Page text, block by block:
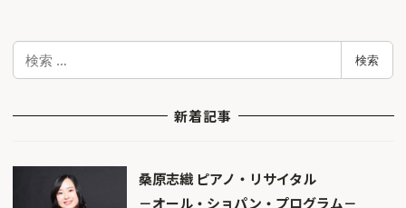
検
索
検索
新着記事
桑原志織 ピアノ・リサイタル
－オール・ショパン・プログラム－